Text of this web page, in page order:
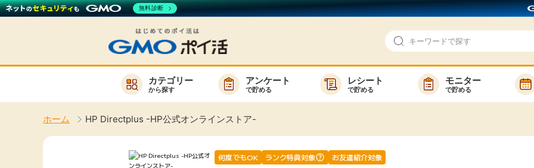
お知らせ
新着
高還元 ゲーム
モニター
カテゴリー
から探す
アンケート
で貯める
レシート
で貯める
モニター
で貯める
ホーム HP Directplus -HP公式オンラインストア-
何度でもOK ランク特典対象 お友達紹介対象
無料診断